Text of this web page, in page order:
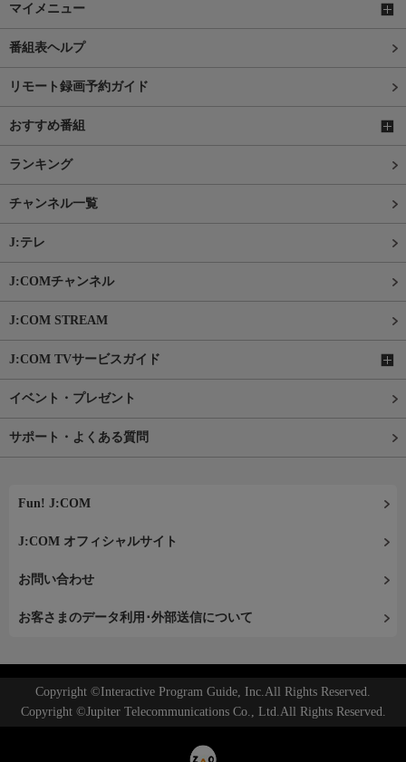
マイメニュー
番組表ヘルプ
リモート録画予約ガイド
おすすめ番組
ランキング
チャンネル一覧
J:テレ
J:COMチャンネル
J:COM STREAM
J:COM TVサービスガイド
イベント・プレゼント
サポート・よくある質問
Fun! J:COM
J:COM オフィシャルサイト
お問い合わせ
お客さまのデータ利用･外部送信について
Copyright ©Interactive Program Guide, Inc.All Rights Reserved.
Copyright ©Jupiter Telecommunications Co., Ltd.All Rights Reserved.